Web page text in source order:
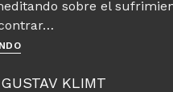
sobre el
Buda
iluminarseKLIMT